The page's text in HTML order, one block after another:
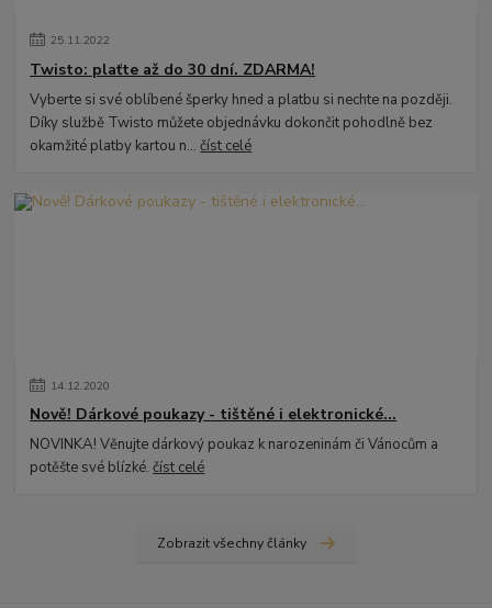
25.11.2022
Twisto: plaťte až do 30 dní. ZDARMA!
Vyberte si své oblíbené šperky hned a platbu si nechte na později.
Díky službě Twisto můžete objednávku dokončit pohodlně bez
okamžité platby kartou n...číst celé
14.12.2020
Nově! Dárkové poukazy - tištěné i elektronické...
NOVINKA! Věnujte dárkový poukaz k narozeninám či Vánocům a
potěšte své blízké.číst celé
Zobrazit všechny články